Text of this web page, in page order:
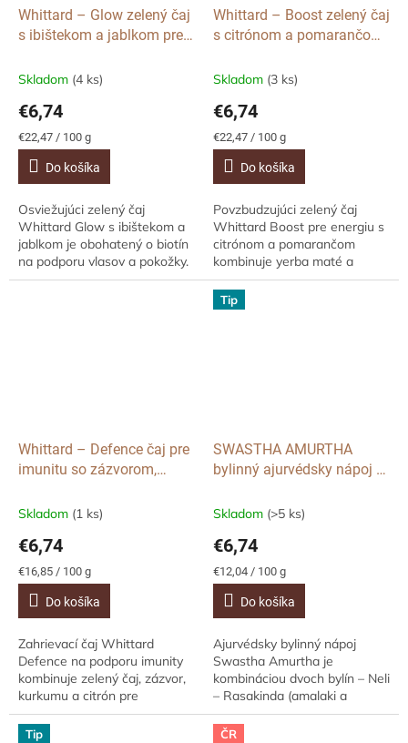
Whittard – Glow zelený čaj
s ibištekom a jablkom pre
Skladom (4 ks)
€6,74
Jednotková
cena:
€22,47 / 100 g
Do košíka
Osviežujúci zelený čaj
Whittard Glow s ibištekom a
jablkom je obohatený o biotín
na podporu vlasov a pokožky.
Jemne ovocná a vyvážená
Whittard – Boost zelený čaj
s citrónom a pomarančom
Skladom (3 ks)
€6,74
Jednotková
cena:
€22,47 / 100 g
Do košíka
Povzbudzujúci zelený čaj
Whittard Boost pre energiu s
citrónom a pomarančom
kombinuje yerba maté a
matchu pre prirodzené
doplnenie energie a zníženie
únavy. Obohatený o vitamín...
Whittard – Defence čaj pre
imunitu so zázvorom,
sáčků
Skladom (1 ks)
€6,74
Jednotková
cena:
€16,85 / 100 g
Do košíka
Zahrievací čaj Whittard
Defence na podporu imunity
kombinuje zelený čaj, zázvor,
kurkumu a citrón pre
prirodzenú obranyschopnosť.
Obohatený o vitamín C,
Tip
SWASTHA AMURTHA
bylinný ajurvédsky nápoj v
krabičke, 14 sáčkov
Skladom (>5 ks)
€6,74
Jednotková
cena:
€12,04 / 100 g
Do košíka
Ajurvédsky bylinný nápoj
Swastha Amurtha je
kombináciou dvoch bylín – Neli
– Rasakinda (amalaki a
guduči) Tvorí vyvážený
doplnok stravy vhodný na
Tip ČR